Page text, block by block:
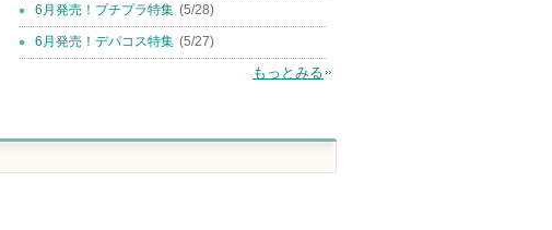
6月発売！プチプラ特集 (5/28)
6月発売！デパコス特集 (5/27)
もっとみる